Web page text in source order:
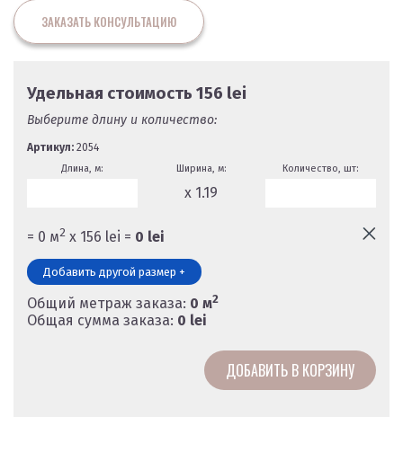
ЗАКАЗАТЬ КОНСУЛЬТАЦИЮ
Удельная стоимость 156 lei
Выберите длину и количество:
Артикул: 2054
Длина, м: Ширина, м:
x 1.19
Количество, шт:
= 0 м2 х 156 lei = 0 lei
Добавить другой размер +
Общий метраж заказа: 0 м2
Общая сумма заказа: 0 lei
ДОБАВИТЬ В КОРЗИНУ